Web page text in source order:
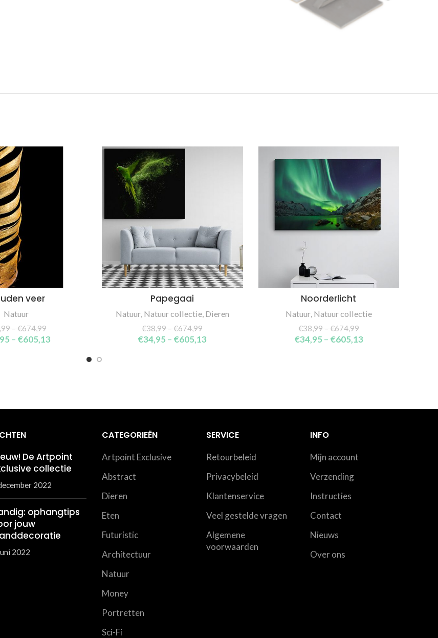
OPTIONS
veer
Natuur
–€674,99
– €605,13
SELECT OPTIONS
Papegaai
Natuur, Natuur collectie, Dieren
€38,99–€674,99
€34,95 – €605,13
SELECT OPTIONS
Noorderlicht
Natuur, Natuur collectie
€38,99–€674,99
€34,95 – €605,13
De Artpoint
collectie
2022
ophangtips
jouw
2022
CATEGORIEËN
Artpoint Exclusive
Abstract
Dieren
Eten
Futuristic
Architectuur
Natuur
Money
Portretten
Sci-Fi
SERVICE
Retourbeleid
Privacybeleid
Klantenservice
Veel gestelde vragen
Algemene
voorwaarden
INFO
Mijn account
Verzending
Instructies
Contact
Nieuws
Over ons